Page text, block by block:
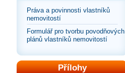
Práva a povinnosti vlastníků
nemovitostí
Formulář pro tvorbu povodňových
plánů vlastníků nemovitostí
Přílohy